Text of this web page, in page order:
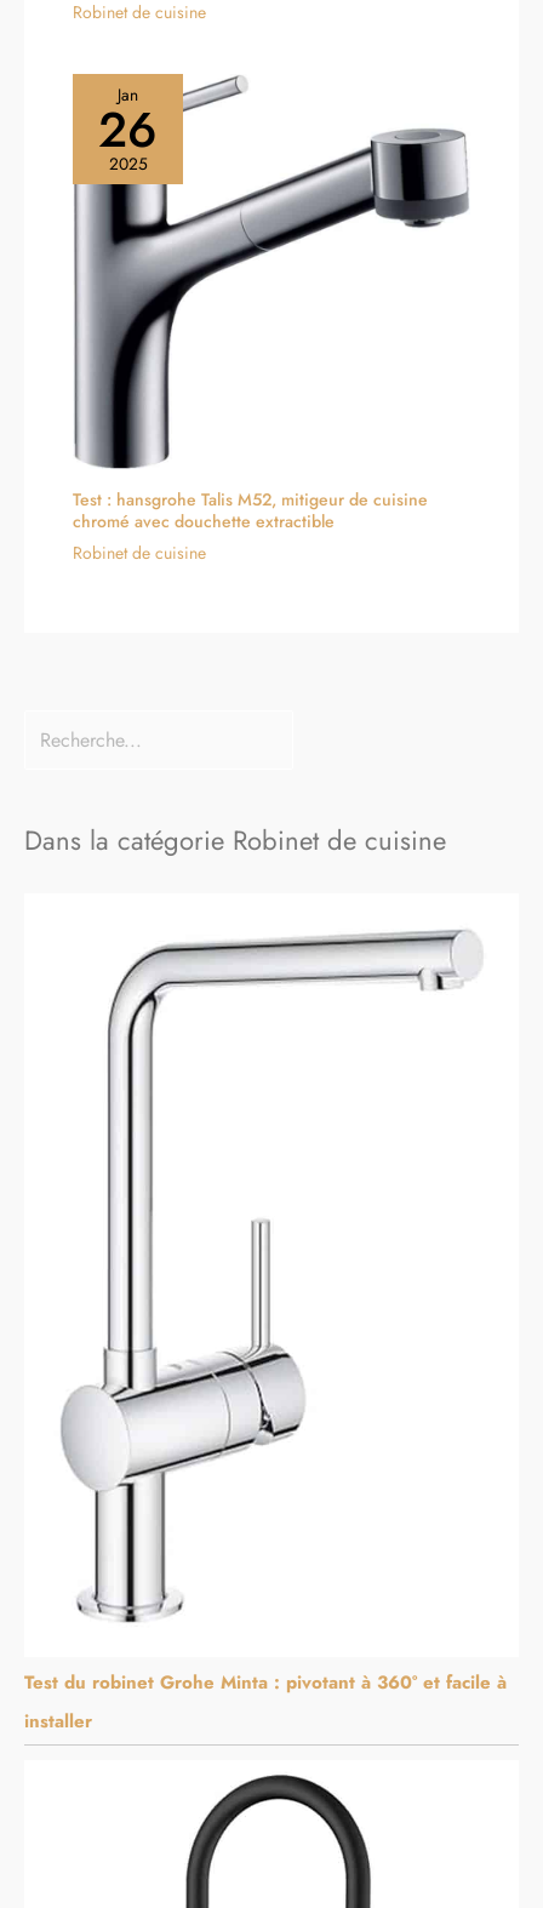
Robinet de cuisine
Jan
26
2025
Test : hansgrohe Talis M52, mitigeur de cuisine
chromé avec douchette extractible
Robinet de cuisine
Dans la catégorie Robinet de cuisine
Test du robinet Grohe Minta : pivotant à 360° et facile à
installer